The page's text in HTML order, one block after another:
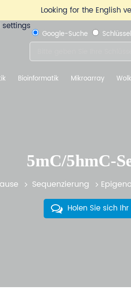
Looking for the English
Google-Suche
Bioinformatik Mikroarray
5mC/5hmC-
Sequenzierung
Holen Sie sich